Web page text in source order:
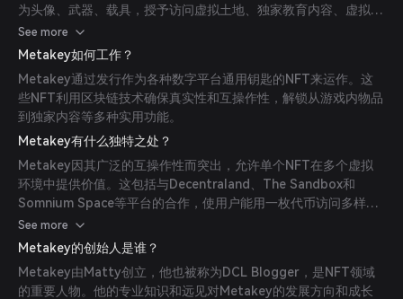
为头像、武器、载具，授予访问虚拟土地、独家教育内容、虚拟活
动VIP体验等多种功能。
See more
Metakey如何工作？
Metakey通过发行作为各种数字平台通用钥匙的NFT来运作。这
些NFT利用区块链技术确保真实性和互操作性，解锁从游戏内物品
到独家内容等多种实用功能。
Metakey有什么独特之处？
Metakey因其广泛的互操作性而突出，允许单个NFT在多个虚拟
环境中提供价值。这包括与Decentraland、The Sandbox和
Somnium Space等平台的合作，使用户能用一枚代币访问多样化
体验。
See more
Metakey的创始人是谁？
Metakey由Matty创立，他也被称为DCL Blogger，是NFT领域
的重要人物。他的专业知识和远见对Metakey的发展方向和成长